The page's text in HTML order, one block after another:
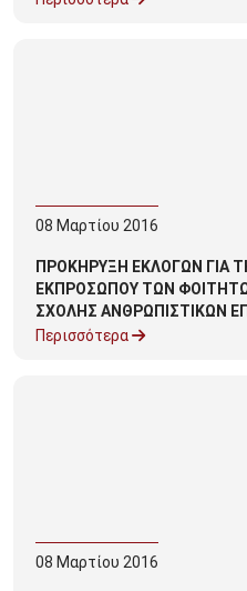
08 Μαρτίου 2016
ΠΡΟΚΗΡΥΞΗ ΕΚΛΟΓΩΝ ΓΙΑ
ΕΚΠΡΟΣΩΠΟΥ ΤΩΝ
ΣΧΟΛΗΣ ΑΝΘΡΩΠΙΣΤΙΚΩΝ
ΠΟΛΙΤΙΣΜΙΚΩΝ ΣΠΟΥΔΩΝ
Περισσότερα
08 Μαρτίου 2016